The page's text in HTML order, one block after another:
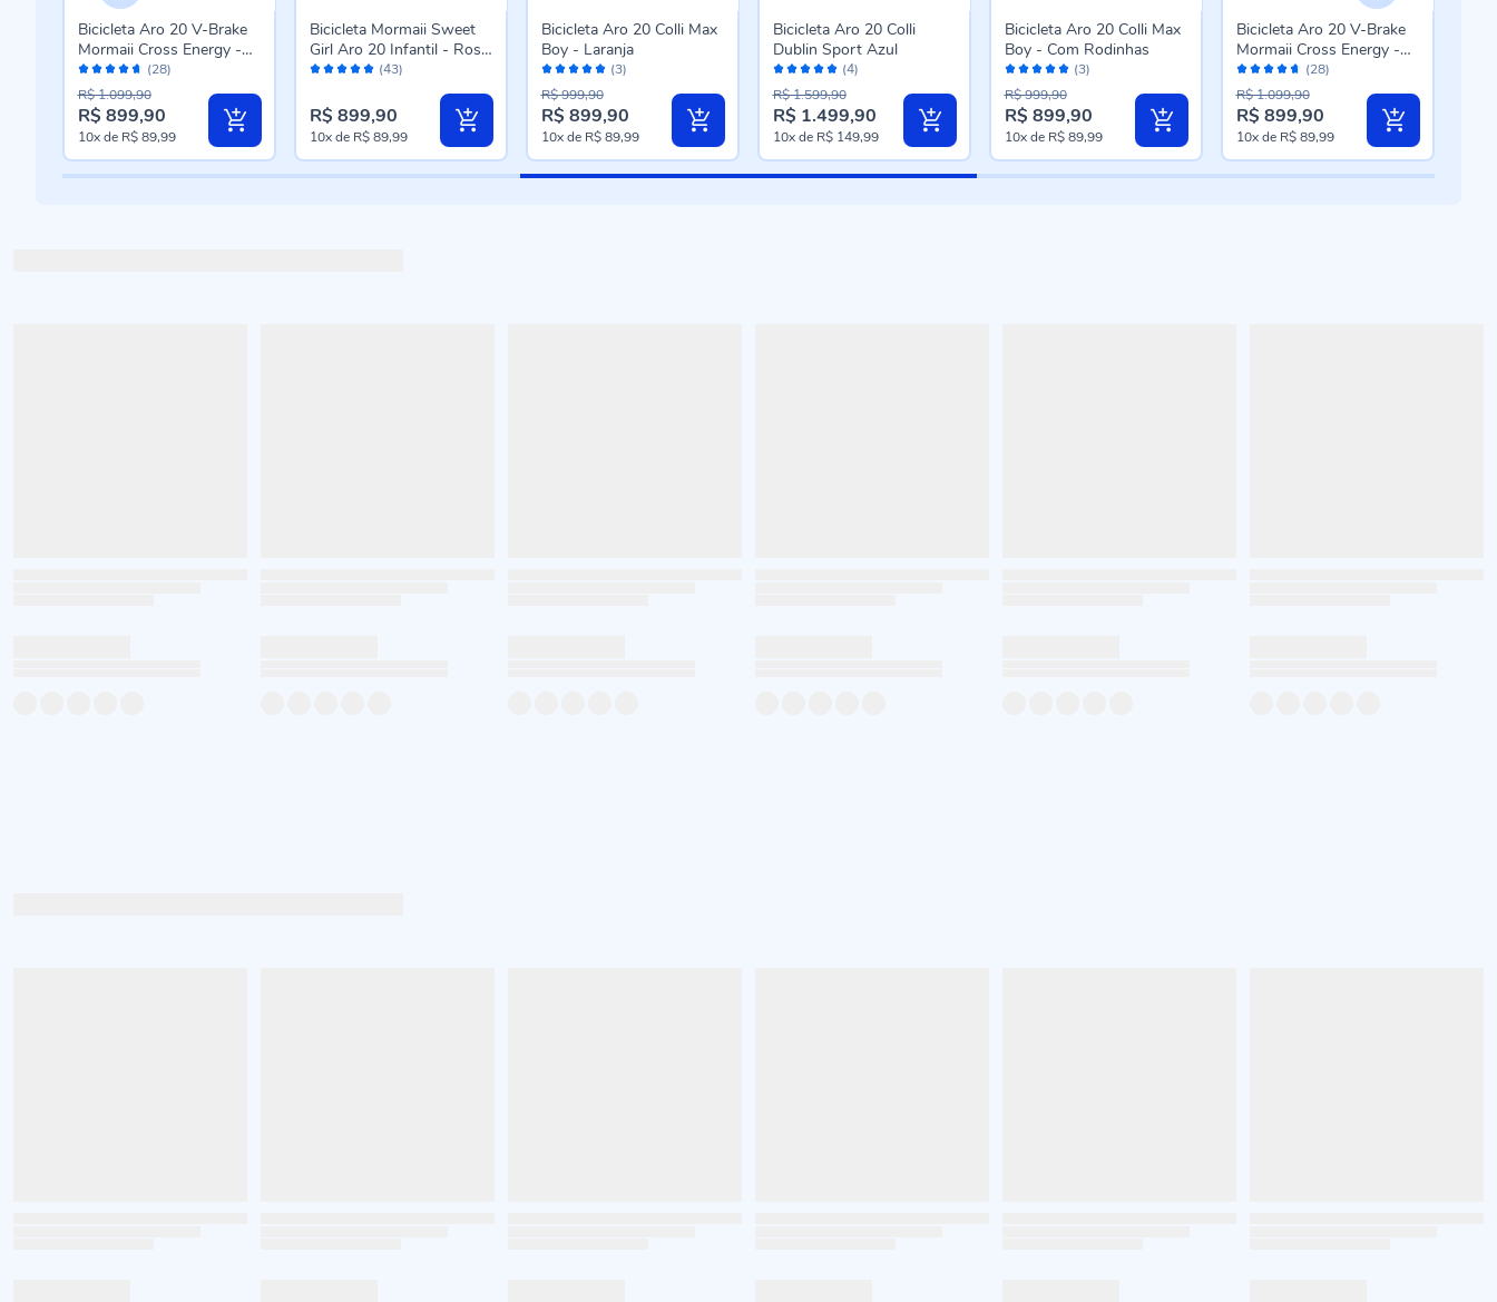
Avaliação:
92%
(28)
Bicicleta Aro 20 V-Brake
Mormaii Cross Energy -
Chumbo
Preço
especial
R$ 899,90
R$ 1.099,90
10xde R$ 89,99
Avaliação: (43)
Bicicleta Mormaii Sweet
Girl Aro 20 Infantil - Rosa
Chiclete
R$ 899,90
10xde R$ 89,99
Avaliação:
100%
(3)
Bicicleta Aro 20 Colli Max
Boy - Laranja
Preço
especial
R$ 899,90
R$ 999,90
10xde R$ 89,99
Avaliação:
100%
(4)
Bicicleta Aro 20 Colli
Dublin Sport Azul
Preço
especial
R$ 1.499,90
R$ 1.599,90
10xde R$ 149,99
Avaliação:
100%
(3)
Bicicleta Aro 20 Colli Max
Boy - Com Rodinhas
Preço
especial
R$ 899,90
R$ 999,90
10xde R$ 89,99
Avaliação:
92%
(28)
Bicicleta Aro 20 V-Brake
Mormaii Cross Energy -
Laranja
Preço
especial
R$ 899,90
R$ 1.099,90
10xde R$ 89,99